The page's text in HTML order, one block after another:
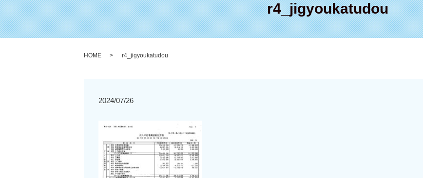
r4_jigyoukatudou
HOME r4_jigyoukatudou
2024/07/26